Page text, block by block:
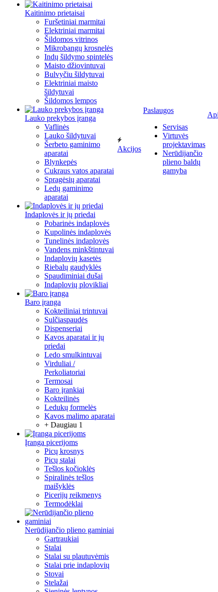
Kaitinimo prietaisai
Furšetiniai marmitai
Elektriniai marmitai
Šildomos vitrinos
Mikrobangų krosnelės
Indų šildymo spintelės
Maisto džiovintuvai
Bulvyčiu šildytuvai
Elektriniai maisto
šildytuvai
Šildomos lempos
Lauko prekybos įranga
Vaflinės
Lauko šildytuvai
Šerbeto gaminimo
aparatai
Blynkepės
Cukraus vatos aparatai
Spragėsių aparatai
Ledų gaminimo
aparatai
Indaplovės ir jų priedai
Pobarinės indaplovės
Kupolinės indaplovės
Tunelinės indaplovės
Vandens minkštintuvai
Indaplovių kasetės
Riebalų gaudyklės
Spaudiminiai dušai
Indaplovių plovikliai
Baro įranga
Kokteiliniai trintuvai
Sulčiaspaudės
Dispenseriai
Kavos aparatai ir jų
priedai
Ledo smulkintuvai
Virduliai /
Perkoliatoriai
Termosai
Baro įrankiai
Kokteilinės
Ledukų formelės
Kavos malimo aparatai
+ Daugiau 1
Įranga picerijoms
Picų krosnys
Picų stalai
Tešlos kočioklės
Spiralinės tešlos
maišyklės
Picerijų reikmenys
Termodėklai
Nerūdijančio plieno gaminiai
Gartraukiai
Stalai
Stalai su plautuvėmis
Stalai prie indaplovių
Stovai
Stelažai
Akcijos
Paslaugos
Servisas
Virtuvės
projektavimas
Nerūdijančio
plieno baldų
gamyba